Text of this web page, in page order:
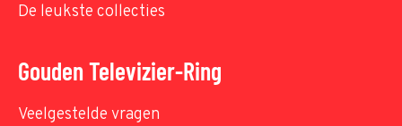
De leukste collecties
Gouden Televizier-Ring
Veelgestelde vragen